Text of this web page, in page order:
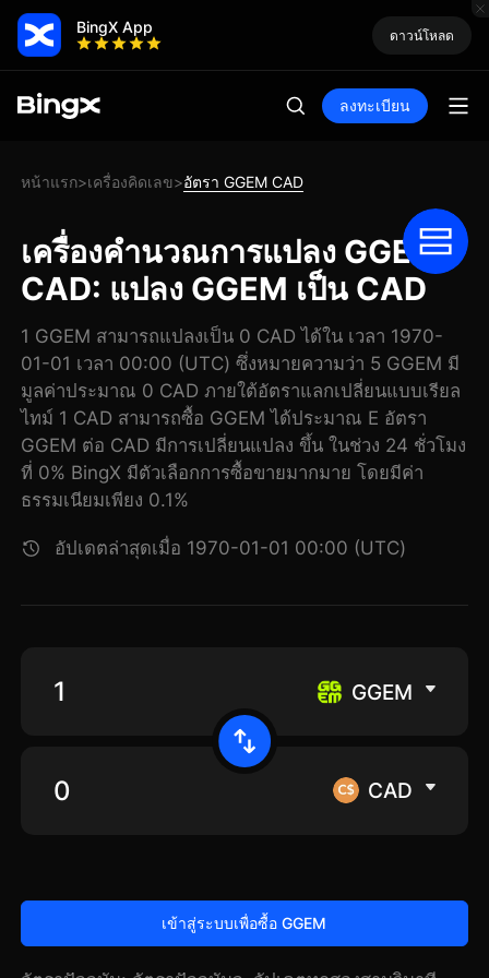
BingX App ดาวน์โหลด
ลงทะเบียน
หน้าแรก>เครื่องคิดเลข>อัตรา GGEM CAD
เครื่องคำนวณการแปลง GGEM
CAD: แปลง GGEM เป็น CAD
1 GGEM สามารถแปลงเป็น 0 CAD ได้ใน เวลา 1970-
01-01 เวลา 00:00 (UTC) ซึ่งหมายความว่า 5 GGEM มี
มูลค่าประมาณ 0 CAD ภายใต้อัตราแลกเปลี่ยนแบบเรียล
ไทม์ 1 CAD สามารถซื้อ GGEM ได้ประมาณ E อัตรา
GGEM ต่อ CAD มีการเปลี่ยนแปลง ขึ้น ในช่วง 24 ชั่วโมง
ที่ 0% BingX มีตัวเลือกการซื้อขายมากมาย โดยมีค่า
ธรรมเนียมเพียง 0.1%
อัปเดตล่าสุดเมื่อ 1970-01-01 00:00 (UTC)
GGEM
CAD
เข้าสู่ระบบเพื่อซื้อ GGEM